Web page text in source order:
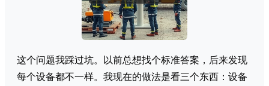
这个问题我踩过坑。以前总想找个标准答案，后来发现
每个设备都不一样。我现在的做法是看三个东西：设备